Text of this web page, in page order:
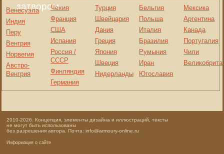
затвором
Венесуэла
Индия
Перу
Венгрия
Норвегия
Австро-
Венгрия
Чехия
Франция
США
Испания
Россия /
СССР
Финляндия
Германия
Турция
Швейцария
Дания
Греция
Япония
Швеция
Нидерланды
Бельгия
Польша
Италия
Бразилия
Румыния
Иран
Югославия
Мексика
Аргентина
Канада
Португалия
Чили
2010-2026. Концепция, элементы дизайна и иллюстраций, тексты
не могут быть использованы
без разрешения автора. Почта: info@armoury-online.ru
Информация о сайте